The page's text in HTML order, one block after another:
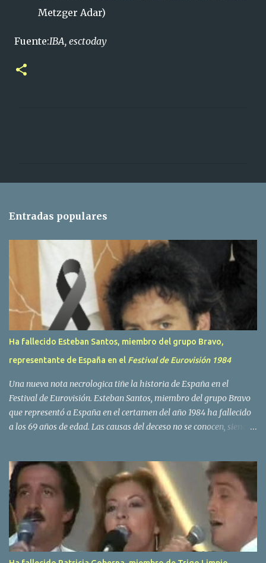
Metzger Adar)
Fuente:IBA, esctoday
r
s
Entradas populares
Ha fallecido Esteban Santos, miembro del grupo Bravo,
representante de España en el Festival de Eurovisión 1984
Una nueva nota necrologica tiñe la historia de España en el
Festival de Eurovisión. Esteban Santos, miembro del grupo Bravo
que representó a España en el certamen del año 1984 ha fallecido
a los 69 años de edad. Las causas del deceso no se conocen, siendo
traves de las redes sociales. Nacido en Tolosa en 1951, durante su
epoca universitaria en la carrera de empresariales conoció al
estudiante de medicina Luis Villar, comenzando a actuar
juntos,Santos a la guitarra y Villar al piano, sin atreverse a dar el
salto al mercado profesional. Sin embargo esto cambió gracias a la
propia Amaia Saizar, que tras su abandono de Trigo Limpio,
recibió por parte de la discografica Hispavox el encargo de crear